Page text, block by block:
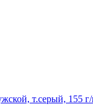
т.серый, 155 г/